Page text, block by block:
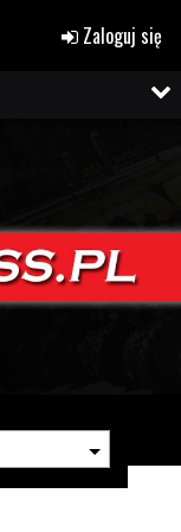
Zaloguj się